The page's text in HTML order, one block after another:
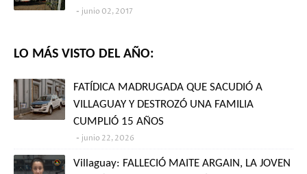
junio 02, 2017
LO MÁS VISTO DEL AÑO:
FATÍDICA MADRUGADA QUE SACUDIÓ A
VILLAGUAY Y DESTROZÓ UNA FAMILIA
CUMPLIÓ 15 AÑOS
junio 22, 2026
Villaguay: FALLECIÓ MAITE ARGAIN, LA JOVEN